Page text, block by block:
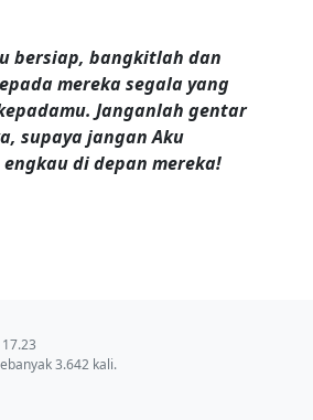
bersiap, bangkitlah dan
mereka segala yang
Janganlah gentar
supaya jangan Aku
di depan mereka!
3.642 kali.